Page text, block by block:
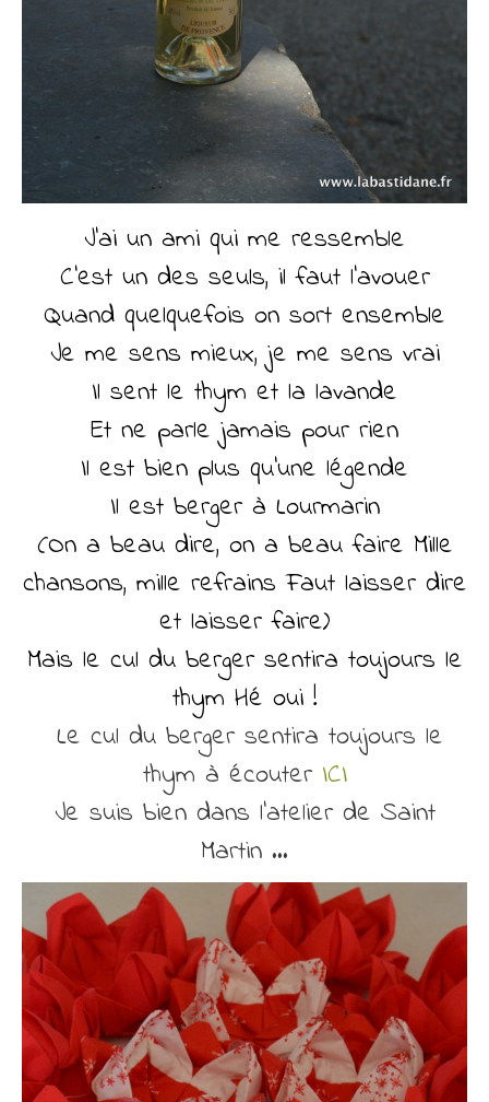
J’ai un ami qui me ressemble
C’est un des seuls, il faut l’avouer
Quand quelquefois on sort ensemble
Je me sens mieux, je me sens vrai
Il sent le thym et la lavande
Et ne parle jamais pour rien
Il est bien plus qu’une légende
Il est berger à Lourmarin
(On a beau dire, on a beau faire Mille
chansons, mille refrains Faut laisser dire
et laisser faire)
Mais le cul du berger sentira toujours le
thym Hé oui !
Le cul du berger sentira toujours le
thym à écouter ICI
Je suis bien dans l’atelier de Saint
Martin …